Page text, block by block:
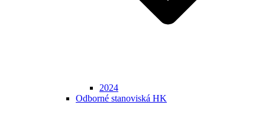
2024
Odborné stanoviská HK